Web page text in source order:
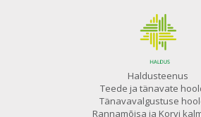
Haldusteenus
Teede ja tänavate
Tänavavalgustuse
Rannamõisa ja Korvi